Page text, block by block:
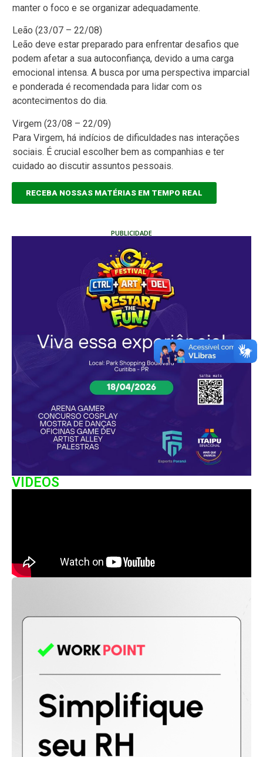
manter o foco e se organizar adequadamente.
Leão (23/07 – 22/08)
Leão deve estar preparado para enfrentar desafios que
podem afetar a sua autoconfiança, devido a uma carga
emocional intensa. A busca por uma perspectiva imparcial
e ponderada é recomendada para lidar com os
acontecimentos do dia.
Virgem (23/08 – 22/09)
Para Virgem, há indícios de dificuldades nas interações
sociais. É crucial escolher bem as companhias e ter
cuidado ao discutir assuntos pessoais.
RECEBA NOSSAS MATÉRIAS EM TEMPO REAL
PUBLICIDADE
VIDEOS